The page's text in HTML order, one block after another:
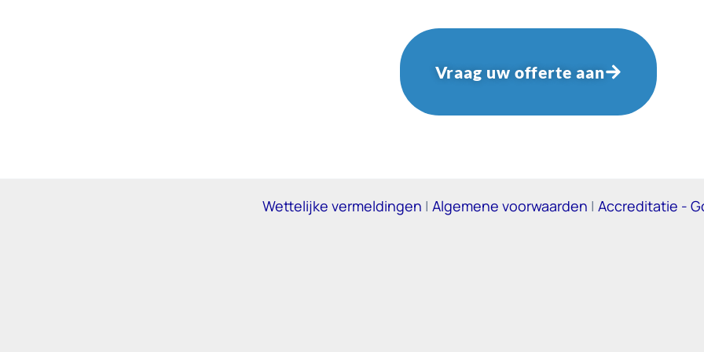
Vraag uw offerte aan
Wettelijke vermeldingen | Algemene voorwaarden | Accreditatie -